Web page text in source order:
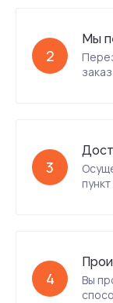
2
Мы
3
4
Вы